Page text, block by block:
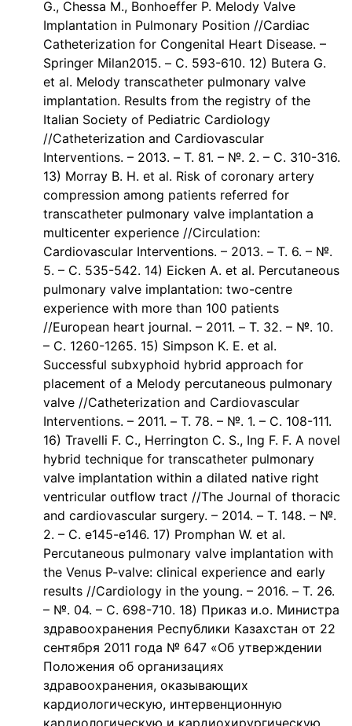
G., Chessa M., Bonhoeffer P. Melody Valve
Implantation in Pulmonary Position //Cardiac
Catheterization for Congenital Heart Disease. –
Springer Milan2015. – С. 593-610. 12) Butera G.
et al. Melody transcatheter pulmonary valve
implantation. Results from the registry of the
Italian Society of Pediatric Cardiology
//Catheterization and Cardiovascular
Interventions. – 2013. – Т. 81. – №. 2. – С. 310-316.
13) Morray B. H. et al. Risk of coronary artery
compression among patients referred for
transcatheter pulmonary valve implantation a
multicenter experience //Circulation:
Cardiovascular Interventions. – 2013. – Т. 6. – №.
5. – С. 535-542. 14) Eicken A. et al. Percutaneous
pulmonary valve implantation: two-centre
experience with more than 100 patients
//European heart journal. – 2011. – Т. 32. – №. 10.
– С. 1260-1265. 15) Simpson K. E. et al.
Successful subxyphoid hybrid approach for
placement of a Melody percutaneous pulmonary
valve //Catheterization and Cardiovascular
Interventions. – 2011. – Т. 78. – №. 1. – С. 108-111.
16) Travelli F. C., Herrington C. S., Ing F. F. A novel
hybrid technique for transcatheter pulmonary
valve implantation within a dilated native right
ventricular outflow tract //The Journal of thoracic
and cardiovascular surgery. – 2014. – Т. 148. – №.
2. – С. e145-e146. 17) Promphan W. et al.
Percutaneous pulmonary valve implantation with
the Venus P-valve: clinical experience and early
results //Cardiology in the young. – 2016. – Т. 26.
– №. 04. – С. 698-710. 18) Приказ и.о. Министра
здравоохранения Республики Казахстан от 22
сентября 2011 года № 647 «Об утверждении
Положения об организациях
здравоохранения, оказывающих
кардиологическую, интервенционную
кардиологическую и кардиохирургическую